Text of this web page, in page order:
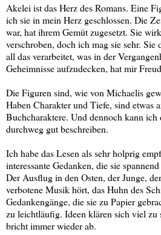
Akelei ist das Herz des Romans. Eine
ich sie in mein Herz geschlossen. Die
war, hat ihrem Gemüt zugesetzt. Sie
verschroben, doch ich mag sie sehr. Sie
all das verarbeitet, was in der
Geheimnisse aufzudecken, hat mir
Die Figuren sind, wie von Michaelis
Haben Charakter und Tiefe, sind etwas
Buchcharaktere. Und dennoch kann ich
durchweg gut beschreiben.
Ich habe das Lesen als sehr holprig
interessante Gedanken, die sie
Der Ausflug in den Osten, der Junge,
verbotene Musik hört, das Huhn des
Gedankengänge, die sie zu Papier
zu leichtläufig. Ideen klären sich viel zu
bricht immer wieder ab.